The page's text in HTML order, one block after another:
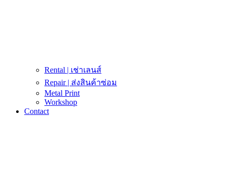
Rental | เช่าเลนส์
Repair | ส่งสินค้าซ่อม
Metal Print
Workshop
Contact